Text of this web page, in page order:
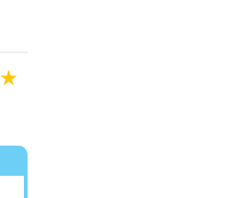
★